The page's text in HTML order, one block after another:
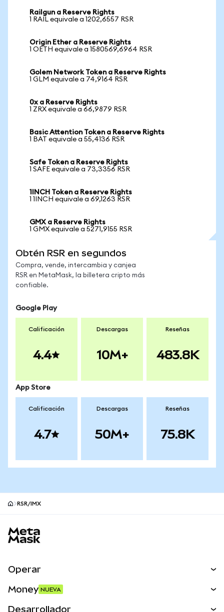
Railgun a Reserve Rights
1 RAIL equivale a 1202,6557 RSR
Origin Ether a Reserve Rights
1 OETH equivale a 1580569,6964 RSR
Golem Network Token a Reserve Rights
1 GLM equivale a 74,9164 RSR
0x a Reserve Rights
1 ZRX equivale a 66,9879 RSR
Basic Attention Token a Reserve Rights
1 BAT equivale a 55,4136 RSR
Safe Token a Reserve Rights
1 SAFE equivale a 73,3356 RSR
1INCH Token a Reserve Rights
1 1INCH equivale a 69,1263 RSR
GMX a Reserve Rights
1 GMX equivale a 5271,9155 RSR
Obtén RSR en segundos
Compra, vende, intercambia y canjea
RSR en MetaMask, la billetera cripto más
confiable.
Google Play
Calificación
4.4
Descargas
10M+
Reseñas
483.8K
App Store
Calificación
4.7
Descargas
50M+
Reseñas
75.8K
RSR/IMX
Operar
Money NUEVA
Desarrollador